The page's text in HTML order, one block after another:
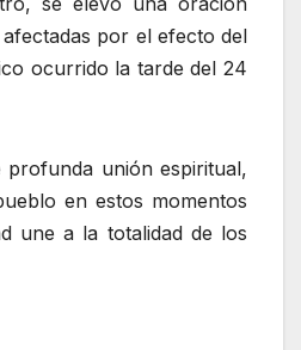
por el efecto del
ocurrido la tarde del 24
profunda unión espiritual,
en estos momentos
une a la totalidad de los